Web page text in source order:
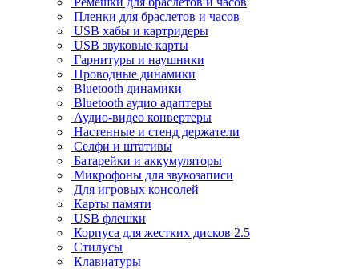
Пленки для браслетов и часов
USB хабы и картридеры
USB звуковые карты
Гарнитуры и наушники
Проводные динамики
Bluetooth динамики
Bluetooth аудио адаптеры
Аудио-видео конвертеры
Настенные и стенд держатели
Селфи и штативы
Батарейки и аккумуляторы
Микрофоны для звукозаписи
Для игровых консолей
Карты памяти
USB флешки
Корпуса для жестких дисков 2.5
Стилусы
Клавиатуры